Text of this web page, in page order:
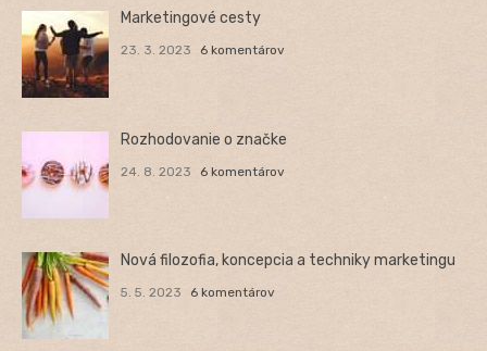
Marketingové cesty
23. 3. 2023 6 komentárov
Rozhodovanie o značke
24. 8. 2023 6 komentárov
Nová filozofia, koncepcia a techniky marketingu
5. 5. 2023 6 komentárov